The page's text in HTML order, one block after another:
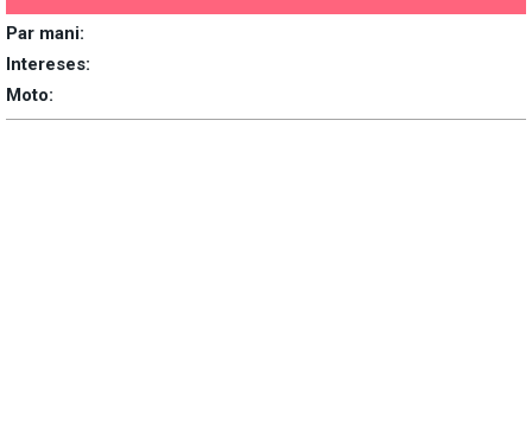
Par mani:
Intereses:
Moto: